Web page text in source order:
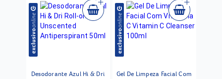
Desodorante Azul Hi & Dri
Gel De Limpeza Facial Com